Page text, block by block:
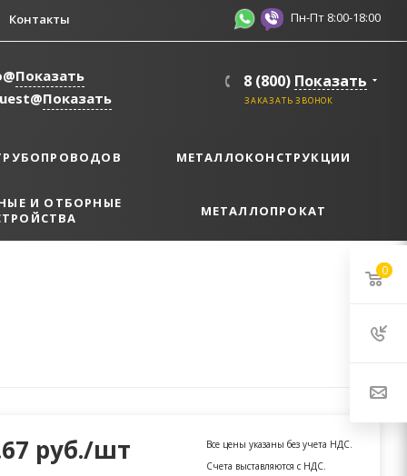
Контакты Пн-Пт 8:00-18:00
Показать
Показать
8 (800) Показать
ЗАКАЗАТЬ ЗВОНОК
МЕТАЛЛОКОНСТРУКЦИИ
И ОТБОРНЫЕ
МЕТАЛЛОПРОКАТ
руб./шт
Все цены указаны без учета НДС.
Счета выставляются с НДС.
0